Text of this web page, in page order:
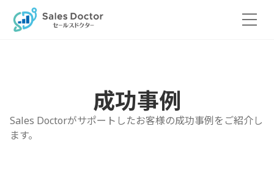
the
成功事例
Sales Doctorがサポートしたお客様の成功事例をご紹介し
ます。